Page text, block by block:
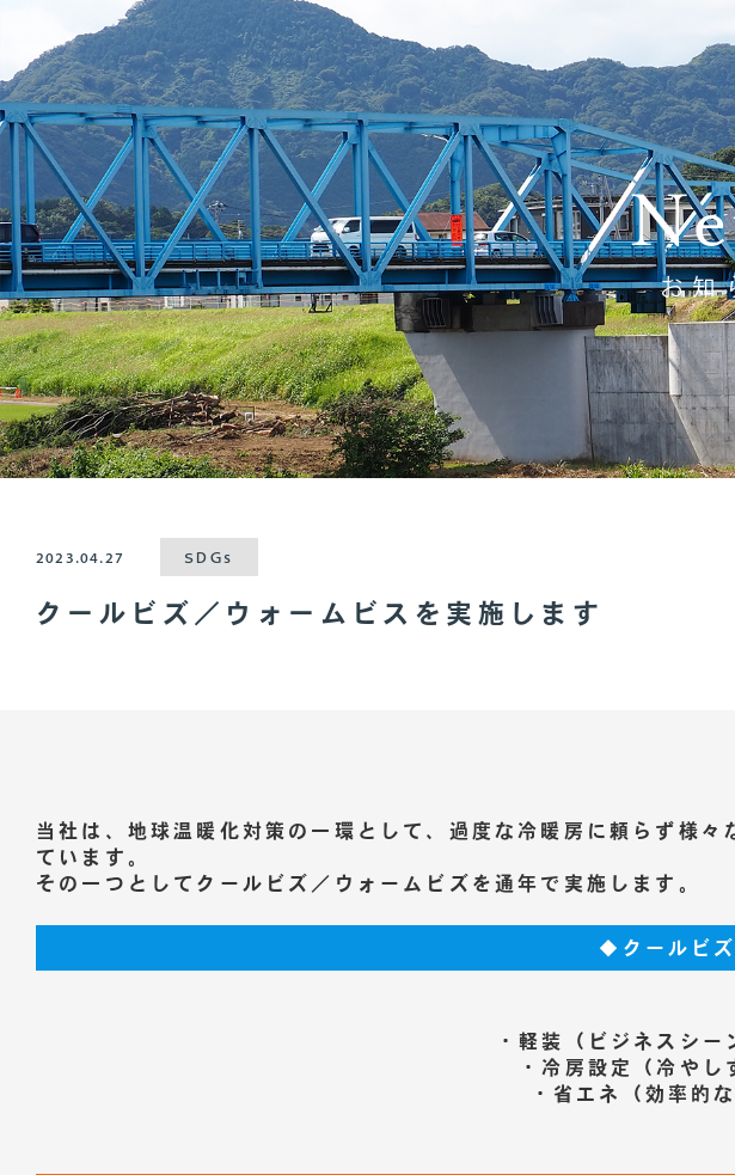
お知
2023.04.27 SDGs
クールビズ／ウォームビスを実施します
当社は、地球温暖化対策の一環として、過度な冷暖房に頼らず様
ています。
その一つとしてクールビズ／ウォームビズを通年で実施します。
◆クールビ
・軽装（ビジネスシー
・冷房設定（冷やし
・省エネ（効率的